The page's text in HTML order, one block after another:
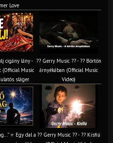
Love
cigány lány -
(Official Music
sláger
?? Gerry Music ?? - ?? Börtön
árnyékában (Official Music
Video)
⭐ Egy dal a ?? Gerry Music ?? - ?? Kisfiú